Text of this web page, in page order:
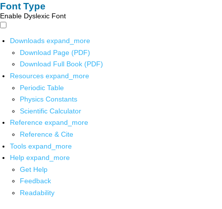
Font Type
Enable Dyslexic Font
Downloads expand_more
Download Page (PDF)
Download Full Book (PDF)
Resources expand_more
Periodic Table
Physics Constants
Scientific Calculator
Reference expand_more
Reference & Cite
Tools expand_more
Help expand_more
Get Help
Feedback
Readability